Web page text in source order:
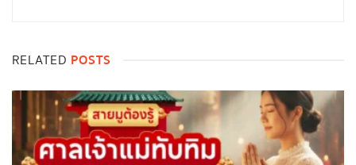
RELATED POSTS